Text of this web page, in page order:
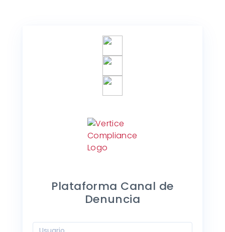
Plataforma Canal de
Denuncia